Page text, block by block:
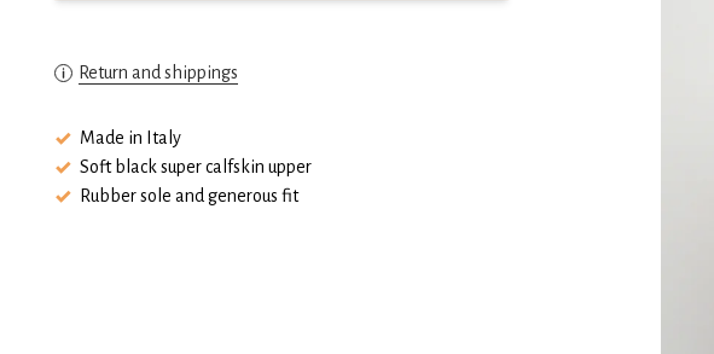
Return and shippings
Made in Italy
Soft black super calfskin upper
Rubber sole and generous fit